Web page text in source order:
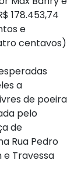
178.453,74
e
centavos)
a
de poeira
pelo
de
Rua Pedro
e Travessa